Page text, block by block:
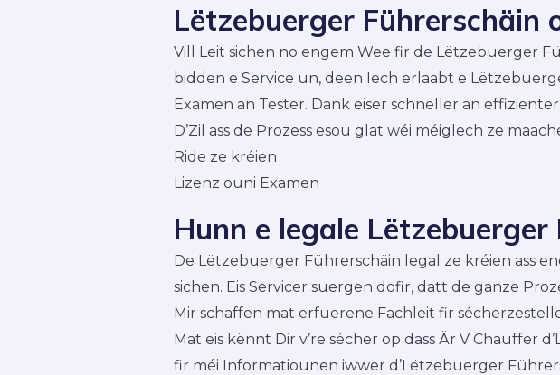
Lëtzebuerger Führerschäin
Vill Leit sichen no engem Wee fir de Lëtzebuerger
bidden e Service un, deen Iech erlaabt e
Examen an Tester. Dank eiser schneller an
D’Zil ass de Prozess esou glat wéi méiglech ze
Ride ze kréien
Lizenz ouni Examen
Hunn e legale Lëtzebuerger
De Lëtzebuerger Führerschäin legal ze kréien ass
sichen. Eis Servicer suergen dofir, datt de ganze
Mir schaffen mat erfuerene Fachleit fir
Mat eis kënnt Dir v’re sécher op dass Är V Chauffer
fir méi Informatiounen iwwer d’Lëtzebuerger